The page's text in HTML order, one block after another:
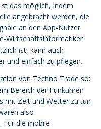
das möglich, indem
angebracht werden, die
an den App-Nutzer
Wirtschaftsinformatiker
ist, kann auch
und einfach zu pflegen.
von Techno Trade so:
Bereich der Funkuhren
mit Zeit und Wetter zu tun
also
Für die mobile